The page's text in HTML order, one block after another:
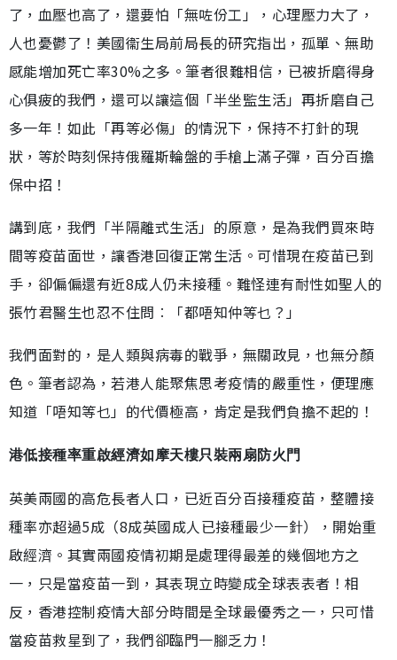
了，血壓也高了，還要怕「無咗份工」，心理壓力大了，
人也憂鬱了！美國衞生局前局長的研究指出，孤單、無助
感能增加死亡率30%之多。筆者很難相信，已被折磨得身
心俱疲的我們，還可以讓這個「半坐監生活」再折磨自己
多一年！如此「再等必傷」的情況下，保持不打針的現
狀，等於時刻保持俄羅斯輪盤的手槍上滿子彈，百分百擔
保中招！
講到底，我們「半隔離式生活」的原意，是為我們買來時
間等疫苗面世，讓香港回復正常生活。可惜現在疫苗已到
手，卻偏偏還有近8成人仍未接種。難怪連有耐性如聖人的
張竹君醫生也忍不住問︰「都唔知仲等乜？」
我們面對的，是人類與病毒的戰爭，無關政見，也無分顏
色。筆者認為，若港人能聚焦思考疫情的嚴重性，便理應
知道「唔知等乜」的代價極高，肯定是我們負擔不起的！
港低接種率重啟經濟如摩天樓只裝兩扇防火門
英美兩國的高危長者人口，已近百分百接種疫苗，整體接
種率亦超過5成（8成英國成人已接種最少一針），開始重
啟經濟。其實兩國疫情初期是處理得最差的幾個地方之
一，只是當疫苗一到，其表現立時變成全球表表者！相
反，香港控制疫情大部分時間是全球最優秀之一，只可惜
當疫苗救星到了，我們卻臨門一腳乏力！